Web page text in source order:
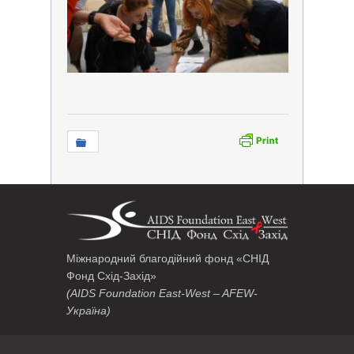
Міжнародний благодійний фонд «СНІД
Фонд Схід-Захід»
(AIDS Foundation East-West – AFEW-
Україна)